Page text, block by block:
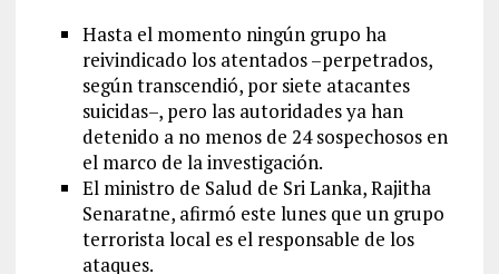
Hasta el momento ningún grupo ha
reivindicado los atentados –perpetrados,
según transcendió, por siete atacantes
suicidas–, pero las autoridades ya han
detenido a no menos de 24 sospechosos en
el marco de la investigación.
El ministro de Salud de Sri Lanka, Rajitha
Senaratne, afirmó este lunes que un grupo
terrorista local es el responsable de los
ataques.